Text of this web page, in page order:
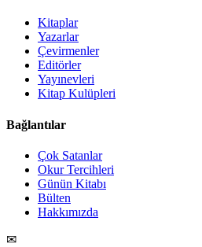
Kitaplar
Yazarlar
Çevirmenler
Editörler
Yayınevleri
Kitap Kulüpleri
Bağlantılar
Çok Satanlar
Okur Tercihleri
Günün Kitabı
Bülten
Hakkımızda
✉